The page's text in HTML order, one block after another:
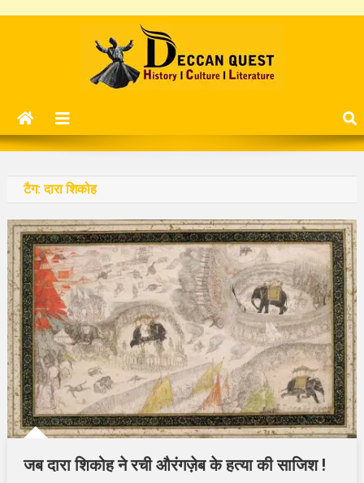
Deccan Quest
टैग:दारा शिकोह
जब दारा शिकोह ने रची औरंगज़ेब के हत्या की साजिश !